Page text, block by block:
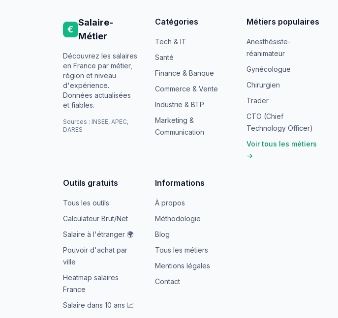
€
Salaire-
Métier
Découvrez les salaires
en France par métier,
région et niveau
d'expérience.
Données actualisées
et fiables.
Sources : INSEE, APEC,
DARES
Catégories
Tech & IT
Santé
Finance & Banque
Commerce & Vente
Industrie & BTP
Marketing &
Communication
Métiers populaires
Anesthésiste-
réanimateur
Gynécologue
Chirurgien
Trader
CTO (Chief
Technology Officer)
Voir tous les métiers
→
Outils gratuits
Tous les outils
Calculateur Brut/Net
Salaire à l'étranger 🌍
Pouvoir d'achat par
ville
Heatmap salaires
France
Salaire dans 10 ans 📈
Informations
À propos
Méthodologie
Blog
Tous les métiers
Mentions légales
Contact